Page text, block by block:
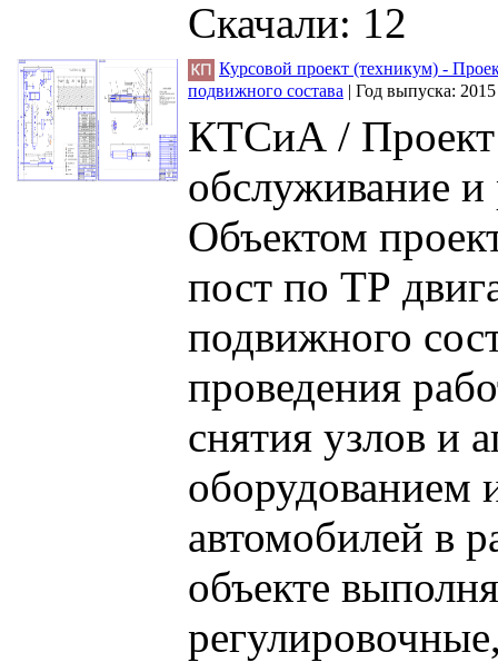
Скачали: 12
Курсовой проект (техникум) -
подвижного состава | Год выпуска: 2015
КТСиА / Проект
обслуживание и
Объектом
пост по ТР
подвижного
проведения
снятия узлов и
оборудованием
автомобилей в
объекте